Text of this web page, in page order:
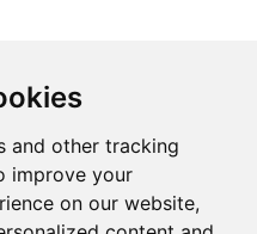
and other tracking
improve your
on our website,